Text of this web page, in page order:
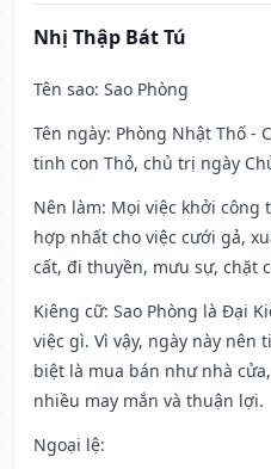
Nhị Thập Bát Tú
Tên sao: Sao Phòng
Tên ngày: Phòng Nhật Thố -
tinh con Thỏ, chủ trị ngày
Nên làm: Mọi việc khởi công
hợp nhất cho việc cưới gả,
cất, đi thuyền, mưu sự, chặt
Kiêng cữ: Sao Phòng là Đại
việc gì. Vì vậy, ngày này nên
biệt là mua bán như nhà
nhiều may mắn và thuận lợi.
Ngoại lệ: